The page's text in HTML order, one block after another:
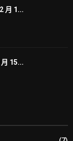
月 1...
15...